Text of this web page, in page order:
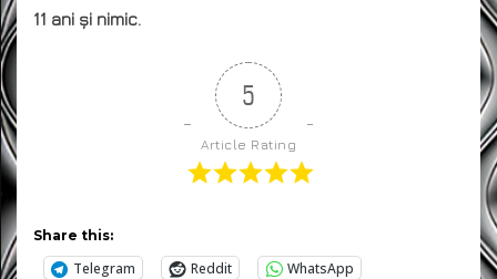
11 ani și nimic.
5
Article Rating
Share this:
Telegram Reddit
WhatsApp